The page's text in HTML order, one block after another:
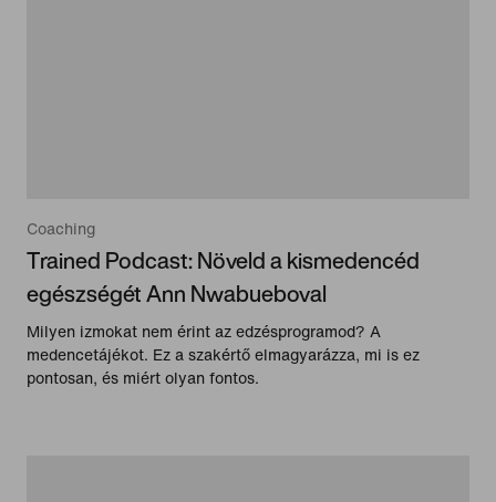
Coaching
Trained Podcast: Növeld a kismedencéd
egészségét Ann Nwabueboval
Milyen izmokat nem érint az edzésprogramod? A
medencetájékot. Ez a szakértő elmagyarázza, mi is ez
pontosan, és miért olyan fontos.